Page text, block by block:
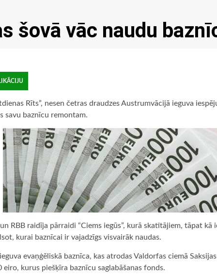
šovā vāc naudu
Rīts”, nesen četras draudzes Austrumvācijā ieguva
savu baznīcu remontam.
RBB raidīja pārraidi “Ciems iegūs”, kurā skatītājiem, tāpat kā
kurai baznīcai ir vajadzīgs visvairāk naudas.
evaņģēliskā baznīca, kas atrodas Valdorfas ciemā
eiro, kurus piešķīra baznīcu saglabāšanas fonds.